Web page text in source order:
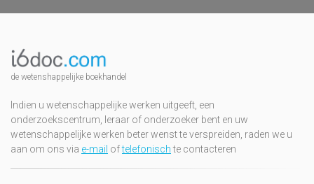
de wetenshappelijke boekhandel
Indien u wetenschappelijke werken uitgeeft, een
onderzoekscentrum, leraar of onderzoeker bent en uw
wetenschappelijke werken beter wenst te verspreiden, raden we u
aan om ons via e-mail oftelefonischte contacteren